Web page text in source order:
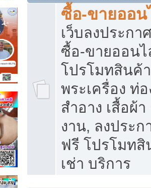
ซื้อ-ขายออน
เว็บลงประก
ซื้อ-ขายออน
โปรโมทสินค้
พระเครื่อง ท่อ
สำอาง เสื้อผ้
งาน, ลงประ
ฟรี โปรโมท
เช่า บริการ